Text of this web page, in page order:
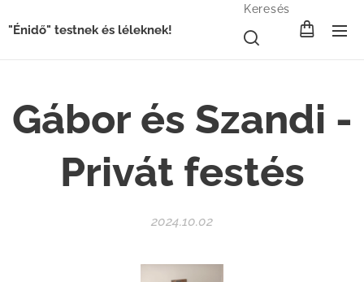
"Énidő" testnek és léleknek!
Keresés
Gábor és Szandi -
Privát festés
2024.10.02